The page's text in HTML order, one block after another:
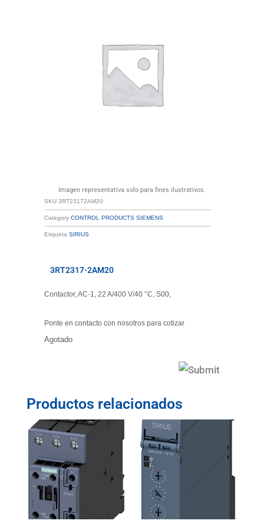
Imagen representativa solo para fines ilustrativos.
SKU 3RT23172AM20
Category CONTROL PRODUCTS SIEMENS
Etiqueta SIRIUS
3RT2317-2AM20
Contactor, AC-1, 22 A/400 V/40 °C, S00,
Ponte en contacto con nosotros para cotizar
Agotado
Productos relacionados